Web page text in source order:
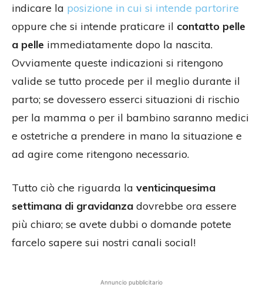
indicare la posizione in cui si intende partorire
oppure che si intende praticare il contatto pelle
a pelle immediatamente dopo la nascita.
Ovviamente queste indicazioni si ritengono
valide se tutto procede per il meglio durante il
parto; se dovessero esserci situazioni di rischio
per la mamma o per il bambino saranno medici
e ostetriche a prendere in mano la situazione e
ad agire come ritengono necessario.
Tutto ciò che riguarda la venticinquesima
settimana di gravidanza dovrebbe ora essere
più chiaro; se avete dubbi o domande potete
farcelo sapere sui nostri canali social!
Annuncio pubblicitario